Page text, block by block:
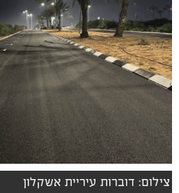
צילום: דוברות עיריית אשקלון